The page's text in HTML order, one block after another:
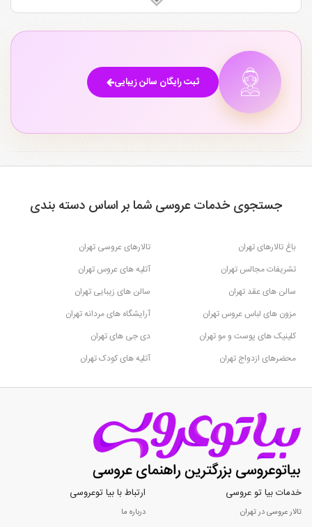
سالن های زیبایی شمال غرب تهران ۱ سالن های زیبایی شمال شرق تهران ۲
۱
سالن های زیبایی مرکز تهران سالن های زیبایی جنوب تهران
سالن های زیبایی نیاوران تهران ۱ سالن های زیبایی تهرانسر تهران
۲۰
ثبت رایگان سالن زیبایی
جستجوی خدمات عروسی شما بر اساس دسته بندی
باغ تالارهای تهران
تالارهای عروسی تهران
تشریفات مجالس تهران
آتلیه های عروس تهران
سالن های عقد تهران
سالن های زیبایی تهران
مزون های لباس عروس تهران
آرایشگاه های مردانه تهران
کلینیک های پوست و مو تهران
دی جی های تهران
محضرهای ازدواج تهران
آتلیه های کودک تهران
خدمات بیا تو عروسی
تالار عروسی در تهران
ارتباط با بیا توعروسی
درباره ما